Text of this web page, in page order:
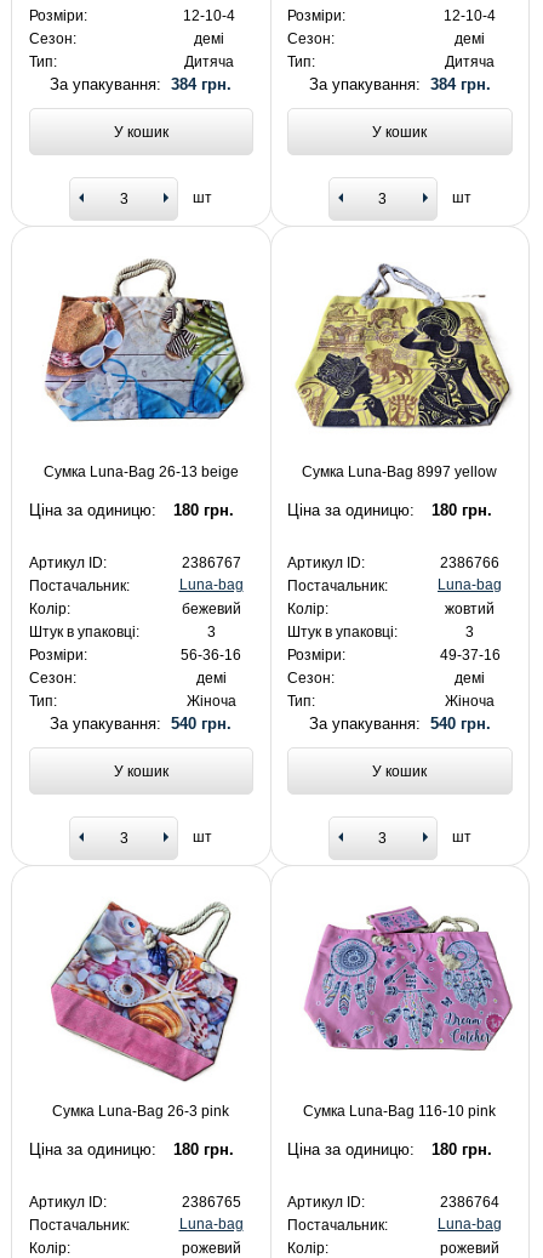
Розміри:
12-10-4
Сезон:
демі
Тип:
Дитяча
За упакування:384 грн.
У кошик
шт
Розміри:
12-10-4
Сезон:
демі
Тип:
Дитяча
За упакування: 384 грн.
У кошик
шт
Сумка Luna-Bag 26-13 beige
Ціна за одиницю: 180 грн.
Артикул ID:
2386767
Постачальник:
Luna-bag
Колір:
бежевий
Штук в упаковці:
3
Розміри:
56-36-16
Сезон:
демі
Тип:
Жіноча
За упакування:540 грн.
У кошик
шт
Сумка Luna-Bag 8997 yellow
Ціна за одиницю: 180 грн.
Артикул ID:
2386766
Постачальник:
Luna-bag
Колір:
жовтий
Штук в упаковці:
3
Розміри:
49-37-16
Сезон:
демі
Тип:
Жіноча
За упакування: 540 грн.
У кошик
шт
Сумка Luna-Bag 26-3 pink
Ціна за одиницю: 180 грн.
Артикул ID:
2386765
Постачальник:
Luna-bag
Колір:
рожевий
Сумка Luna-Bag 116-10 pink
Ціна за одиницю: 180 грн.
Артикул ID:
2386764
Постачальник:
Luna-bag
Колір:
рожевий